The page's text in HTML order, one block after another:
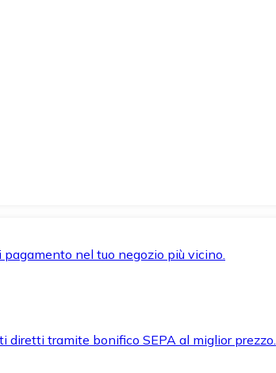
nel tuo negozio più vicino.
tramite bonifico SEPA al miglior prezzo.